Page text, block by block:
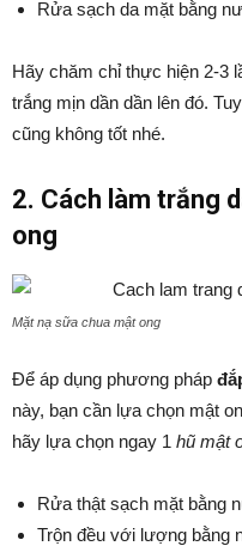
Rửa sạch da mặt bằng
Hãy chăm chỉ thực hiện 2-3
trắng mịn dần dần lên đó.
cũng không tốt nhé.
2. Cách làm trắng
ong
Mặt nạ sữa chua mật ong
Để áp dụng phương pháp
này, bạn cần lựa chọn mật
hãy lựa chọn ngay 1 hũ mật
Rửa thật sạch mặt bằng
Trộn đều với lượng bằng